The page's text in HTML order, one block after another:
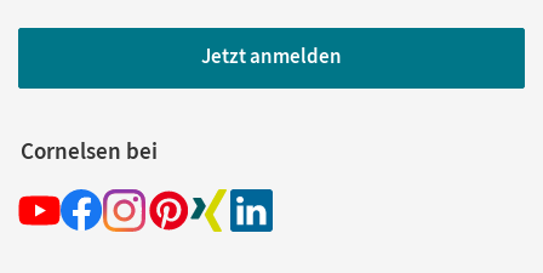
Jetzt anmelden
Cornelsen bei